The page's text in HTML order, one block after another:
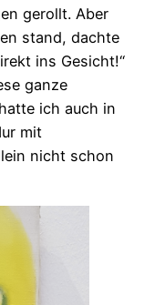
gerollt. Aber
stand, dachte
ins Gesicht!“
ganze
ich auch in
mit
nicht schon